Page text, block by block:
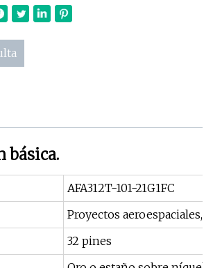
básica.
AFA312T-101-21G1FC
Proyectos aeroespaciales,
32 pines